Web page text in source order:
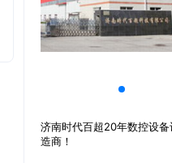
济南时代百超20年数控设备
造商！